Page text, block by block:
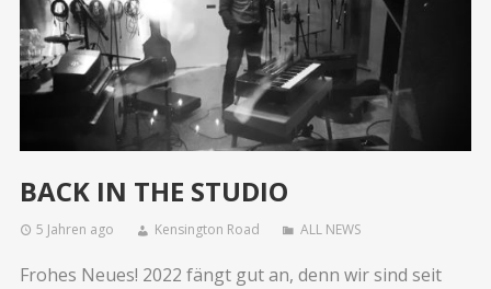
BACK IN THE STUDIO
5 Jahren ago Kensington Road ALL NEWS
Frohes Neues! 2022 fängt gut an, denn wir sind seit